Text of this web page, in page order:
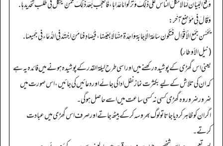
وَقَعَ الْبَيَان لَهَا لَاتَّكَلَ النَّاس عَلَى ذَلِكَ وَتَرَكُوا مَا عَدَاهَا، فَالْعَجَب بَعَدَ ذَلِكَ مِمَّنْ يَتَّكِل فِي طَلَب تَحْدِيدهَا.
وَقَالَ فِي مَوْضِع آخَر:
يَحْسُن جَمْع الْأَقْوَال فَتَكُون سَاعَة الْإِجَابَة وَاحِدَة مِنْهَا لَا بِعَيْنِهَا، فَيُصَادِفهَا مَنْ اجْتَهَدَ فِي الدُّعَاء فِي جَمِيعهَا.
(نیل الأوطار)
یعنی اس گھڑی کے پوشیدہ رکھنے میں اور اسی طرح لیلۃ القدر کے پوشیدہ ہونے میں فائدہ یہ ہے
کہ ان کی تلاش کے لیے بکثرت نماز نفل ادا کی جائے اور دعائیں کی جائیں، اس صورت میں
ضرورضرور وہ گھڑی کسی نہ کسی ساعت میں اسے حاصل ہوگی۔
اگر ان کو ظاہر کر دیا جاتا تو لوگ بھروسہ کر کے بیٹھ جاتے اور صرف اس گھڑی میں عبادت
کرتے۔